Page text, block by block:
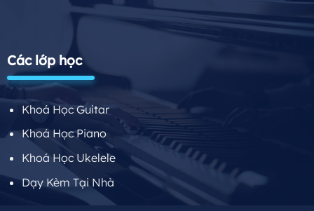
Các lớp học
Khoá Học Guitar
Khoá Học Piano
Khoá Học Ukelele
Dạy Kèm Tại Nhà